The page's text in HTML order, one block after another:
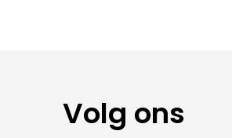
Volg ons